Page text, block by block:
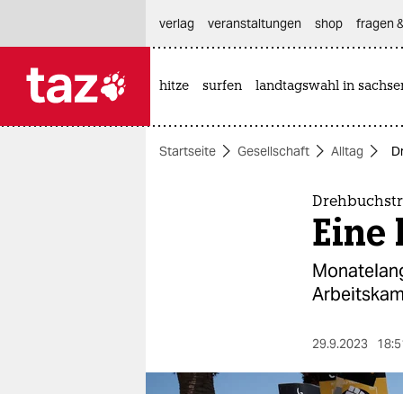
themen
verlag
veranstaltungen shop fragen
hitze surfen landtagswahl in
Startseite Gesellschaft Alltag
Eine
29.9.2023